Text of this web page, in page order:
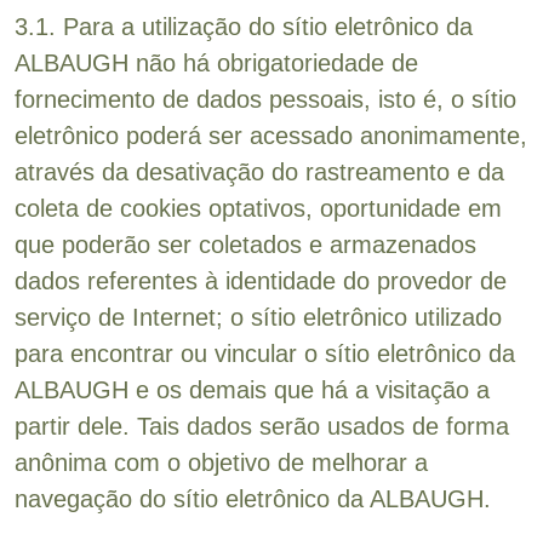
3.1. Para a utilização do sítio eletrônico da
ALBAUGH não há obrigatoriedade de
fornecimento de dados pessoais, isto é, o sítio
eletrônico poderá ser acessado anonimamente,
através da desativação do rastreamento e da
coleta de cookies optativos, oportunidade em
que poderão ser coletados e armazenados
dados referentes à identidade do provedor de
serviço de Internet; o sítio eletrônico utilizado
para encontrar ou vincular o sítio eletrônico da
ALBAUGH e os demais que há a visitação a
partir dele. Tais dados serão usados de forma
anônima com o objetivo de melhorar a
navegação do sítio eletrônico da ALBAUGH.